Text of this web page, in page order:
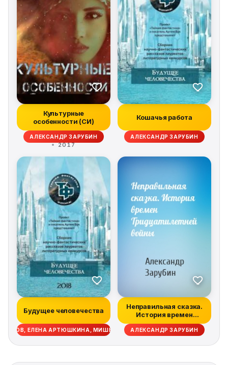
Культурные
особенности (СИ)
АЛЕКСАНДР ЗАРУБИН
2017
Кошачья работа
АЛЕКСАНДР ЗАРУБИН
Будущее человечества
ЕЛЕНА АРТЮШКИНА, МИШЕЛЬ ПОДЫМСКИ, МАРГАРИТА
Неправильная сказка.
История времен
Тридцатилетней...
АЛЕКСАНДР ЗАРУБИН